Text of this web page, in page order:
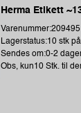
Herma Etikett
Lagerstatus:10 stk
Sendes om:0-2
Obs, kun10 Stk. til